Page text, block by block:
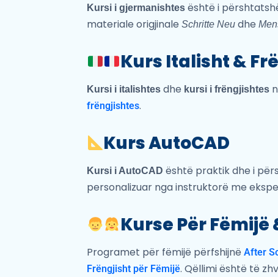
Kursi i gjermanishtes është i
materiale origjinale Schritte Neu dhe
Kurs Italisht &
Kursi i italishtes dhe kursi i frëngjishtes
frëngjishtes.
Kurs AutoCAD
Kursi i AutoCAD është praktik dhe i
personalizuar nga instruktorë me
Kurse Për Fëmijë
Programet për fëmijë përfshijnë After
Frëngjisht për Fëmijë. Qëllimi është të